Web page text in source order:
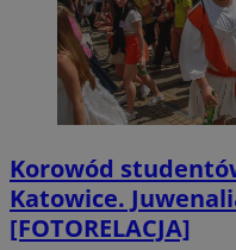
Korowód
Katowice.
[FOTORELACJA]